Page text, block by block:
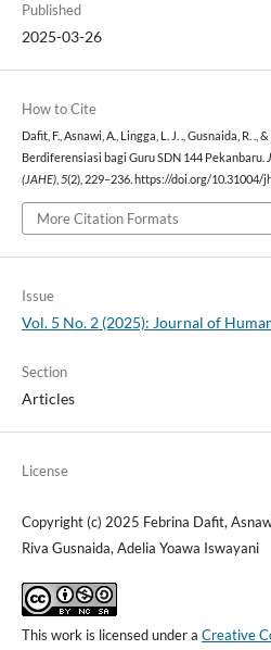
Published
2025-03-26
How to Cite
Dafit, F., Asnawi, A., Lingga, L. J. ., Gusnaida, R. .,
Berdiferensiasi bagi Guru SDN 144 Pekanbaru.
(JAHE), 5(2), 229–236. https://doi.org/10.31004/
More Citation Formats
Issue
Vol. 5 No. 2 (2025): Journal of
Section
Articles
License
Copyright (c) 2025 Febrina Dafit,
Riva Gusnaida, Adelia Yoawa Iswayani
This work is licensed under a Creative